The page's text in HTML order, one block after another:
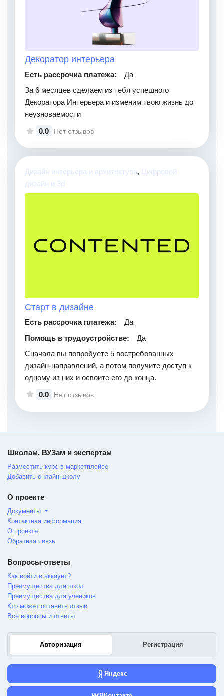
Декоратор интерьера
Есть рассрочка платежа:
Да
За 6 месяцев сделаем из тебя успешного
Декоратора Интерьера и изменим твою жизнь до
неузноваемости
0.0
Нет отзывов
Дизайн интерьера и архитектура,
Цифровой
дизайн и 3d
Старт в дизайне
Есть рассрочка платежа:
Да
Помощь в трудоустройстве:
Да
Сначала вы попробуете 5 востребованных
дизайн-направлений, а потом получите доступ к
одному из них и освоите его до конца.
0.0
Нет отзывов
Школам, ВУЗам и экспертам
Разместить курс в маркетплейсе
Добавить онлайн-школу
О проекте
Документы
Контактная информация
О проекте
Обратная связь
Вопросы-ответы
Как войти в аккаунт?
Преимущества для школ
Преимущества для учеников
Кто может оставить отзыв
Все вопросы и ответы
Авторизация Регистрация
Яндекс